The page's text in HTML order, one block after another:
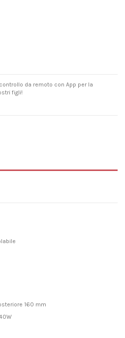
da remoto con App per la
figli!
160 mm